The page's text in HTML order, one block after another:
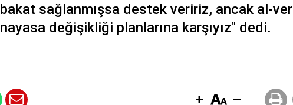
sağlanmışsa destek veririz, ancak al-ver
değişikliği planlarına karşıyız" dedi.